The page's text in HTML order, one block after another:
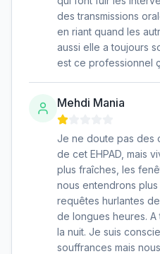
des transmissions
en riant quand les
aussi elle a toujours
est ce professionnel
Mehdi Mania
Je ne doute pas des
de cet EHPAD, mais
plus fraîches, les
nous entendrons
requêtes hurlantes
de longues heures.
la nuit. Je suis
souffrances mais